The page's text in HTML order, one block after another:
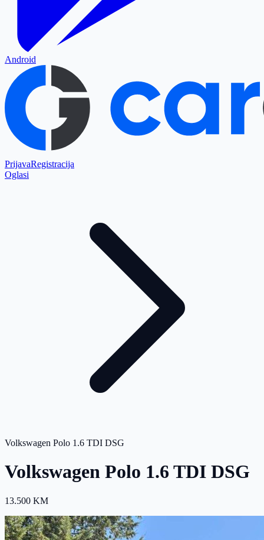
Android
PrijavaRegistracija
Oglasi
Volkswagen Polo 1.6 TDI DSG
Volkswagen Polo 1.6 TDI DSG
13.500 KM